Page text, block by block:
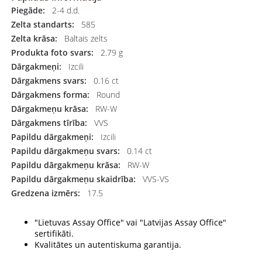
Piegāde:
2-4 d.d.
Zelta standarts:
585
Zelta krāsa:
Baltais zelts
Produkta foto svars:
2.79 g
Dārgakmeņi:
Izcili
Dārgakmens svars:
0.16 ct
Dārgakmens forma:
Round
Dārgakmeņu krāsa:
RW-W
Dārgakmens tīrība:
VVS
Papildu dārgakmeņi:
Izcili
Papildu dārgakmeņu svars:
0.14 ct
Papildu dārgakmeņu krāsa:
RW-W
Papildu dārgakmeņu skaidrība:
VVS-VS
Gredzena izmērs:
17.5
"Lietuvas Assay Office" vai "Latvijas Assay Office"
sertifikāti.
Kvalitātes un autentiskuma garantija.